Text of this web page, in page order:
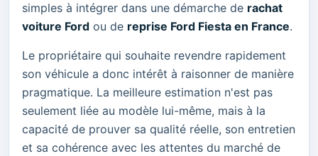
simples à intégrer dans une démarche de rachat
voiture Ford ou de reprise Ford Fiesta en France.
Le propriétaire qui souhaite revendre rapidement
son véhicule a donc intérêt à raisonner de manière
pragmatique. La meilleure estimation n'est pas
seulement liée au modèle lui-même, mais à la
capacité de prouver sa qualité réelle, son entretien
et sa cohérence avec les attentes du marché de